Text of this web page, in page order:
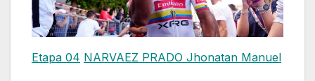
Etapa 04 NARVAEZ PRADO Jhonatan Manuel